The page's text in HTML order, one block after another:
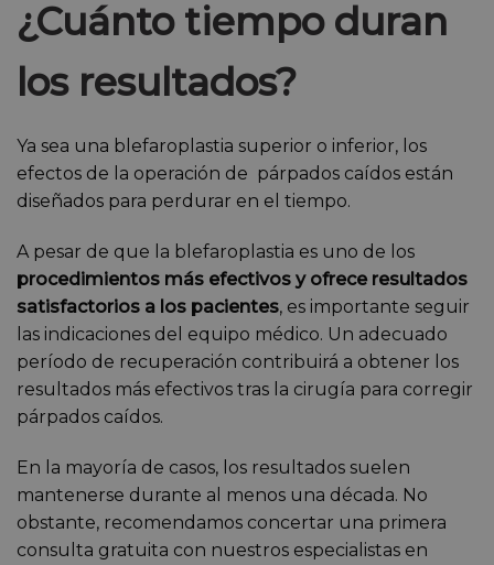
¿Cuánto tiempo duran
los resultados?
Ya sea una blefaroplastia superior o inferior, los
efectos de la operación de párpados caídos están
diseñados para perdurar en el tiempo.
A pesar de que la blefaroplastia es uno de los
procedimientos más efectivos y ofrece resultados
satisfactorios a los pacientes, es importante seguir
las indicaciones del equipo médico. Un adecuado
período de recuperación contribuirá a obtener los
resultados más efectivos tras la cirugía para corregir
párpados caídos.
En la mayoría de casos, los resultados suelen
mantenerse durante al menos una década. No
obstante, recomendamos concertar una primera
consulta gratuita con nuestros especialistas en